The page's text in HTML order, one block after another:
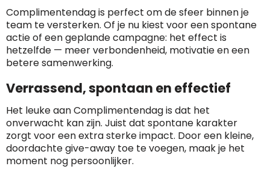
Complimentendag is perfect om de sfeer binnen je
team te versterken. Of je nu kiest voor een spontane
actie of een geplande campagne: het effect is
hetzelfde — meer verbondenheid, motivatie en een
betere samenwerking.
Verrassend, spontaan en effectief
Het leuke aan Complimentendag is dat het
onverwacht kan zijn. Juist dat spontane karakter
zorgt voor een extra sterke impact. Door een kleine,
doordachte give-away toe te voegen, maak je het
moment nog persoonlijker.